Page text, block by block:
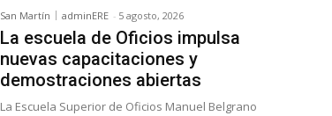
San Martín adminERE - 5 agosto, 2026
La escuela de Oficios impulsa
nuevas capacitaciones y
demostraciones abiertas
La Escuela Superior de Oficios Manuel Belgrano